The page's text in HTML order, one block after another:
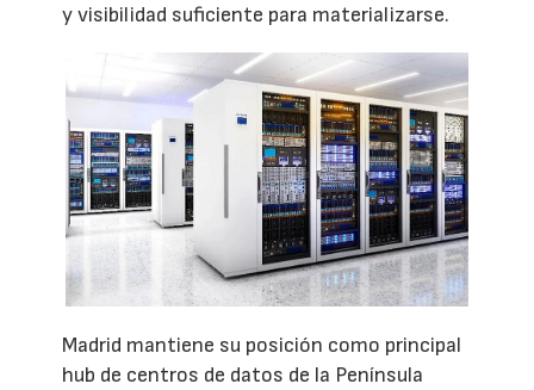
y visibilidad suficiente para materializarse.
Madrid mantiene su posición como principal
hub de centros de datos de la Península